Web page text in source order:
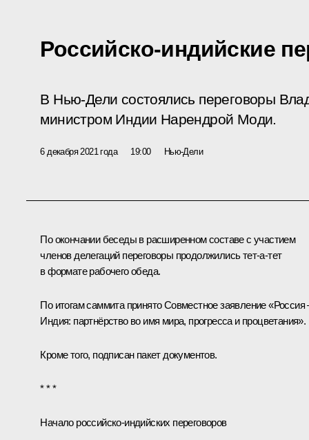
Российско-индийские
В Нью-Дели состоялись переговоры
министром Индии Нарендрой Моди.
6 декабря 2021 года 19:00 Нью-Дели
По окончании беседы в расширенном составе с участием
членов делегаций переговоры продолжились тет-а-тет
в формате рабочего обеда.
По итогам саммита принятоСовместное заявление«Россия
Индия: партнёрство во имя мира, прогресса и процветания».
Кроме того, подписан пакет документов.
* * *
Начало российско-индийских переговоров